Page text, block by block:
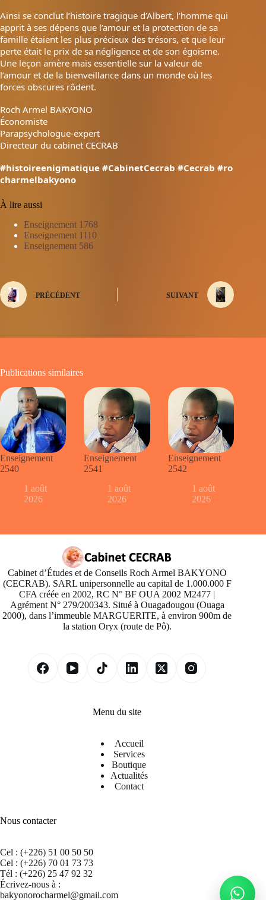
Ainsi se conclut l’histoire tragique d’Albert, l’homme qui
apprit à ses dépens que l’amour et la protection de sa
famille étaient les plus précieux des trésors, et que leur
perte était le prix de sa négligence et de son égoïsme.
Une leçon amère mais essentielle sur la valeur de
l’amour et de la bienveillance dans un monde où les
forces obscures rôdent.
Roch Armel BAKYONO
Économiste
Parapsychologue-expert
Directeur du cabinet CECRAB
#histoireenigmatique #CabinetCecrab #Cecrab #ro
charmelbakyono
À lire aussi
Enseignement 1768
Enseignement 1110
Enseignement 586
PRÉCÉDENT SUIVANT
Publications similaires
Enseignement
2540
1 août
2026
Enseignement
2541
1 août
2026
Enseignement
2542
1 août
2026
Cabinet d’Études et de Conseils Roch Armel BAKYONO
(CECRAB). SARL unipersonnelle au capital de 1.000.000 F
CFA créée en 2002, RC N° BF OUA 2002 M2477 |
Agrément N° 279/200343. Situé à Ouagadougou (Ouaga
2000), dans l’immeuble MARGUERITE, à environ 900m de
la station Oryx (route de Pô).
Menu du site
Accueil
Services
Boutique
Actualités
Contact
Nous contacter
Cel : (+226) 51 00 50 50
Cel : (+226) 70 01 73 73
Tél : (+226) 25 47 92 32
Écrivez-nous à :
bakyonorocharmel@gmail.com